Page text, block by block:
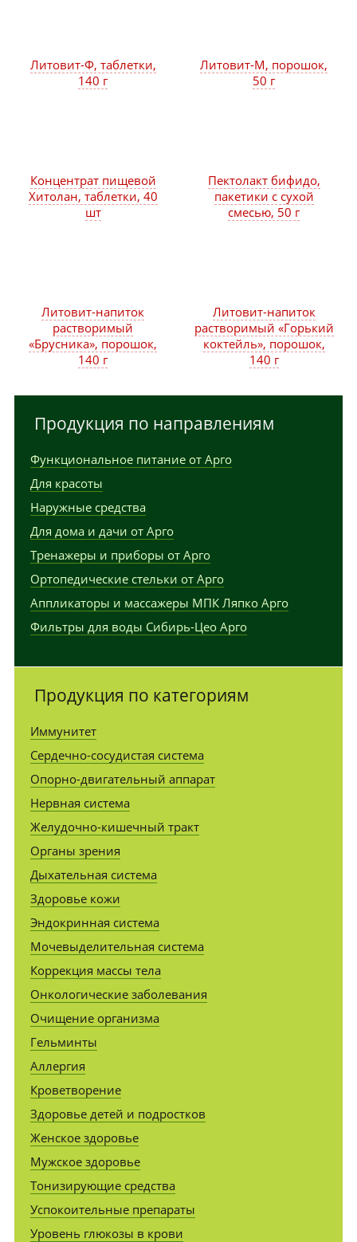
Литовит-М, порошок,
50 г
Литовит-Ф, таблетки,
140 г
Пектолакт бифидо,
пакетики с сухой
смесью, 50 г
Концентрат пищевой
Хитолан, таблетки, 40
шт
Литовит-напиток
растворимый
«Брусника», порошок,
140 г
Литовит-напиток
растворимый «Горький
коктейль», порошок,
140 г
Продукция по направлениям
Функциональное питание от Арго
Для красоты
Наружные средства
Для дома и дачи от Арго
Тренажеры и приборы от Арго
Ортопедические стельки от Арго
Аппликаторы и массажеры МПК Ляпко Арго
Фильтры для воды Сибирь-Цео Арго
Продукция по категориям
Иммунитет
Сердечно-сосудистая система
Опорно-двигательный аппарат
Нервная система
Желудочно-кишечный тракт
Органы зрения
Дыхательная система
Здоровье кожи
Эндокринная система
Мочевыделительная система
Коррекция массы тела
Онкологические заболевания
Очищение организма
Гельминты
Аллергия
Кроветворение
Здоровье детей и подростков
Женское здоровье
Мужское здоровье
Тонизирующие средства
Успокоительные препараты
Уровень глюкозы в крови